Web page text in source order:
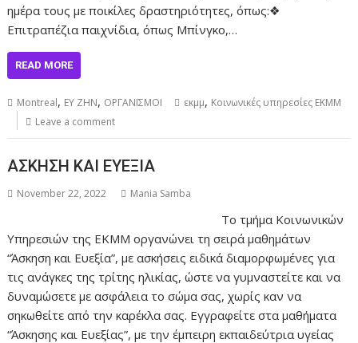
ημέρα τους με ποικίλες δραστηριότητες, όπως:❖
Επιτραπέζια παιχνίδια, όπως Μπίνγκο,…
READ MORE
Montreal, ΕΥ ΖΗΝ, ΟΡΓΑΝΙΣΜΟΙ εκμμ, Κοινωνικές υπηρεσίες ΕΚΜΜ
Leave a comment
ΑΣΚΗΣΗ ΚΑΙ ΕΥΕΞΙΑ
November 22, 2022 Mania Samba
Το τμήμα Κοινωνικών
Υπηρεσιών της ΕΚΜΜ οργανώνει τη σειρά μαθημάτων
“Άσκηση και Ευεξία”, με ασκήσεις ειδικά διαμορφωμένες για
τις ανάγκες της τρίτης ηλικίας, ώστε να γυμναστείτε και να
δυναμώσετε με ασφάλεια το σώμα σας, χωρίς καν να
σηκωθείτε από την καρέκλα σας. Εγγραφείτε στα μαθήματα
“Άσκησης και Ευεξίας”, με την έμπειρη εκπαιδεύτρια υγείας